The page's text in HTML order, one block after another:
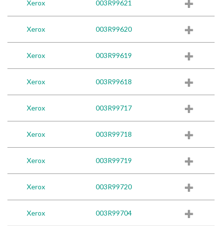
Xerox 003R99621
Xerox 003R99620
Xerox 003R99619
Xerox 003R99618
Xerox 003R99717
Xerox 003R99718
Xerox 003R99719
Xerox 003R99720
Xerox 003R99704